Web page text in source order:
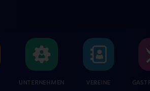
UNTERNEHMEN VEREINE